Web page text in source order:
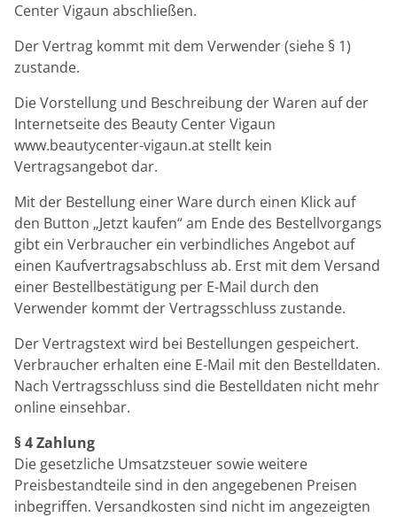
Center Vigaun abschließen.
Der Vertrag kommt mit dem Verwender (siehe § 1)
zustande.
Die Vorstellung und Beschreibung der Waren auf der
Internetseite des Beauty Center Vigaun
www.beautycenter-vigaun.at stellt kein
Vertragsangebot dar.
Mit der Bestellung einer Ware durch einen Klick auf
den Button „Jetzt kaufen“ am Ende des Bestellvorgangs
gibt ein Verbraucher ein verbindliches Angebot auf
einen Kaufvertragsabschluss ab. Erst mit dem Versand
einer Bestellbestätigung per E-Mail durch den
Verwender kommt der Vertragsschluss zustande.
Der Vertragstext wird bei Bestellungen gespeichert.
Verbraucher erhalten eine E-Mail mit den Bestelldaten.
Nach Vertragsschluss sind die Bestelldaten nicht mehr
online einsehbar.
§ 4 Zahlung
Die gesetzliche Umsatzsteuer sowie weitere
Preisbestandteile sind in den angegebenen Preisen
inbegriffen. Versandkosten sind nicht im angezeigten